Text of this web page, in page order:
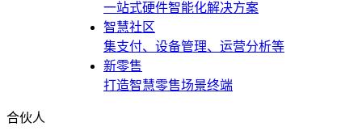
一站式硬件智能化解决方案
智慧社区
集支付、设备管理、运营分析等
新零售
打造智慧零售场景终端
合伙人